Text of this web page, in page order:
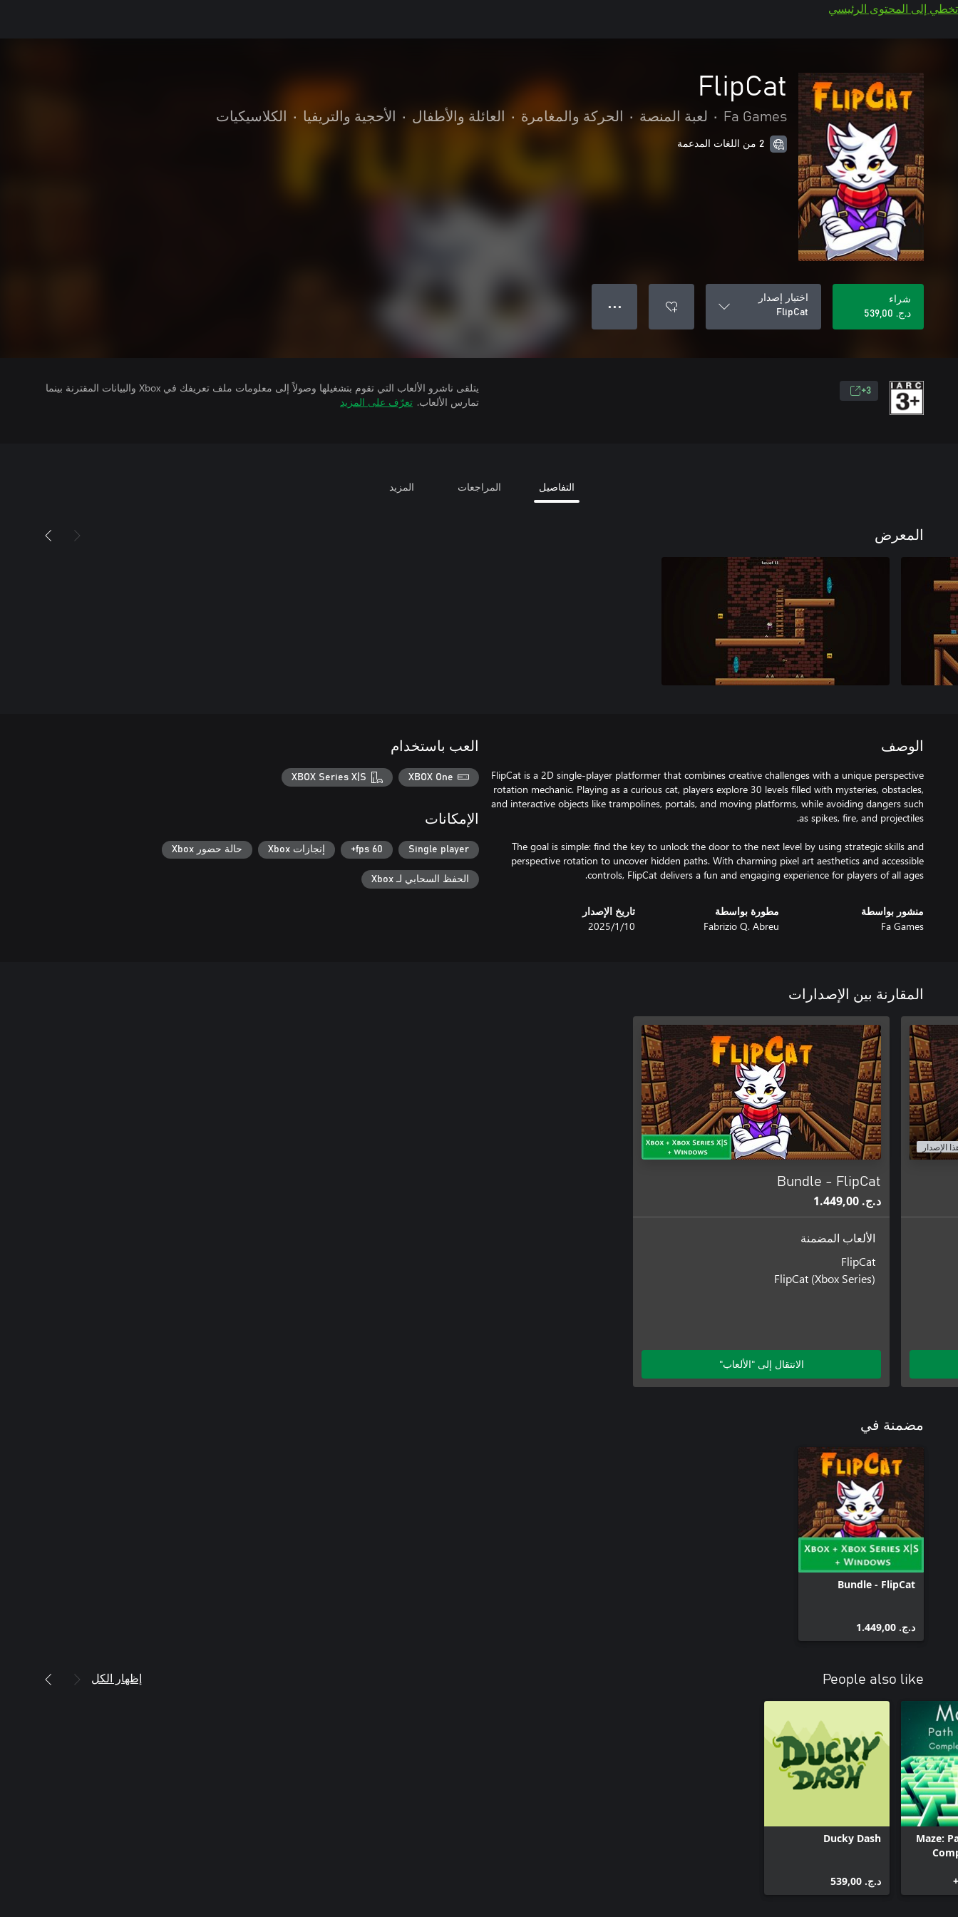
تخطي إلى المحتوى الرئيسي
FlipCat
Fa Games
• لعبة المنصة • الحركة والمغامرة • العائلة والأطفال • الأحجية والتريفيا • الكلاسيكيات
2 من اللغات المدعمة
شراء
د.ج.‏ 539,00
اختيار إصدار
FlipCat
● ● ●
3+
يتلقى ناشرو الألعاب التي تقوم بتشغيلها وصولاً إلى معلومات ملف تعريفك في Xbox والبيانات المقترنة بينما
تمارس الألعاب. تعرّف على المزيد
التفاصيل المراجعات المزيد
المعرض
الوصف
FlipCat is a 2D single-player platformer that combines creative challenges with a unique perspective
rotation mechanic. Playing as a curious cat, players explore 30 levels filled with mysteries, obstacles,
and interactive objects like trampolines, portals, and moving platforms, while avoiding dangers such
The goal is simple: find the key to unlock the door to the next level by using strategic skills and
perspective rotation to uncover hidden paths. With charming pixel art aesthetics and accessible
controls, FlipCat delivers a fun and engaging experience for players of all ages.
منشور بواسطة
Fa Games
مطورة بواسطة
Fabrizio Q. Abreu
تاريخ الإصدار
10‏/1‏/2025
العب باستخدام
XBOX One
XBOX Series X|S
الإمكانات
Single player
60 fps+ إنجازات Xbox حالة حضور Xbox
الحفظ السحابي لـ Xbox
المقارنة بين الإصدارات
الإصدار
Bundle - FlipCat
د.ج.‏ 1.449,00
الألعاب المضمنة
FlipCat
FlipCat (Xbox Series)
الانتقال إلى "الألعاب"
مضمنة في
Bundle - FlipCat
د.ج.‏ 1.449,00
People also like إظهار الكل
Maze:
Ducky Dash
د.ج.‏ 539,00